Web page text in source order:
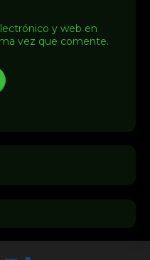
y web en
vez que comente.